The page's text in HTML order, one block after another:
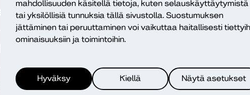
mahdollisuuden käsitellä tietoja, kuten selauskäyttäytymistä
tai yksilöllisiä tunnuksia tällä sivustolla. Suostumuksen
jättäminen tai peruuttaminen voi vaikuttaa haitallisesti
ominaisuuksiin ja toimintoihin.
Hyväksy Kiellä Näytä asetukset
tiedot on suojattu?
tietoja jonnekin?
päätöksentekoa?